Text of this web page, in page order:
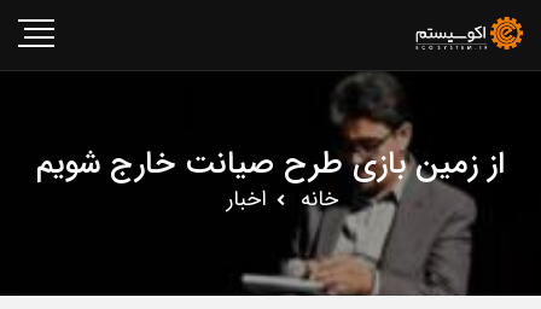
از زمین بازی طرح صیانت خارج شویم
خانه اخبار